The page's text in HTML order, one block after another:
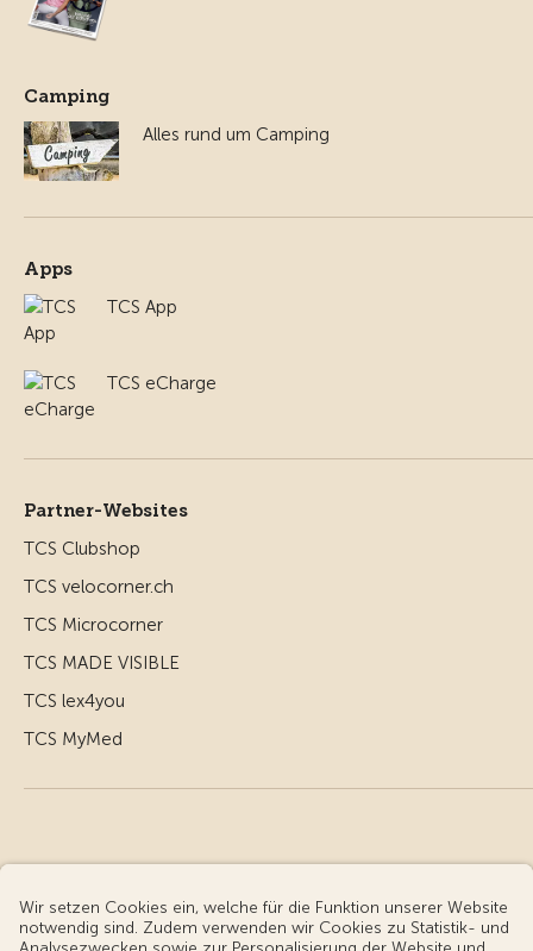
Camping
Alles rund um Camping
Apps
TCS App
TCS eCharge
Partner-Websites
TCS Clubshop
TCS velocorner.ch
TCS Microcorner
TCS MADE VISIBLE
TCS lex4you
TCS MyMed